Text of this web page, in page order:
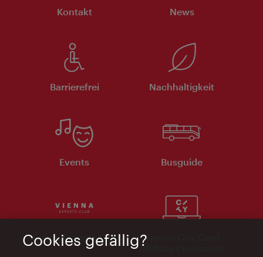
Kontakt News
Barrierefrei Nachhaltigkeit
Events Busguide
Vienna Experts Club
Vienna City Card
Affiliate Programm
Cookies gefällig?